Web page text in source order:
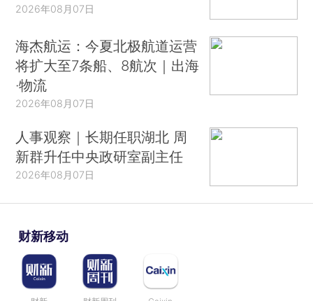
2026年08月07日
海杰航运：今夏北极航道运营
将扩大至7条船、8航次｜出海
·物流
2026年08月07日
人事观察｜长期任职湖北 周
新群升任中央政研室副主任
2026年08月07日
财新移动